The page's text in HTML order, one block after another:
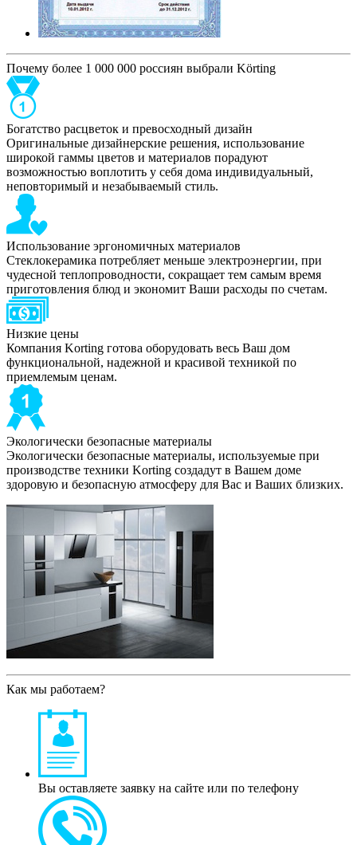
Почему более 1 000 000 россиян выбрали Körting
Богатство расцветок и превосходный дизайн
Оригинальные дизайнерские решения, использование
широкой гаммы цветов и материалов порадуют
возможностью воплотить у себя дома индивидуальный,
неповторимый и незабываемый стиль.
Использование эргономичных материалов
Стеклокерамика потребляет меньше электроэнергии, при
чудесной теплопроводности, сокращает тем самым время
приготовления блюд и экономит Ваши расходы по счетам.
Низкие цены
Компания Korting готова оборудовать весь Ваш дом
функциональной, надежной и красивой техникой по
приемлемым ценам.
Экологически безопасные материалы
Экологически безопасные материалы, используемые при
производстве техники Korting создадут в Вашем доме
здоровую и безопасную атмосферу для Вас и Ваших близких.
Как мы работаем?
Вы оставляете заявку на сайте или по телефону